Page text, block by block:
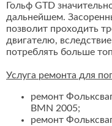
Гольф GTD
дальнейшем.
позволит проходить
двигателю,
потреблять больше
Услуга ремонта для
ремонт
BMN 2005;
ремонт